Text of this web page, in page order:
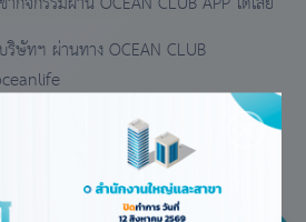
ษัทฯ ผ่านทาง OCEAN CLUB
และเว็บไซต์ www.ocean.co.th แล้วพบ
ๆ นี้